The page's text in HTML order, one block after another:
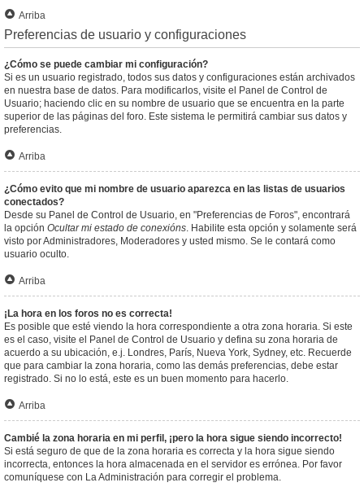
Arriba
Preferencias de usuario y configuraciones
¿Cómo se puede cambiar mi configuración?
Si es un usuario registrado, todos sus datos y configuraciones están archivados
en nuestra base de datos. Para modificarlos, visite el Panel de Control de
Usuario; haciendo clic en su nombre de usuario que se encuentra en la parte
superior de las páginas del foro. Este sistema le permitirá cambiar sus datos y
preferencias.
Arriba
¿Cómo evito que mi nombre de usuario aparezca en las listas de usuarios
conectados?
Desde su Panel de Control de Usuario, en "Preferencias de Foros", encontrará
la opción Ocultar mi estado de conexións. Habilite esta opción y solamente será
visto por Administradores, Moderadores y usted mismo. Se le contará como
usuario oculto.
Arriba
¡La hora en los foros no es correcta!
Es posible que esté viendo la hora correspondiente a otra zona horaria. Si este
es el caso, visite el Panel de Control de Usuario y defina su zona horaria de
acuerdo a su ubicación, e.j. Londres, París, Nueva York, Sydney, etc. Recuerde
que para cambiar la zona horaria, como las demás preferencias, debe estar
registrado. Si no lo está, este es un buen momento para hacerlo.
Arriba
Cambié la zona horaria en mi perfil, ¡pero la hora sigue siendo incorrecto!
Si está seguro de que de la zona horaria es correcta y la hora sigue siendo
incorrecta, entonces la hora almacenada en el servidor es errónea. Por favor
comuníquese con La Administración para corregir el problema.